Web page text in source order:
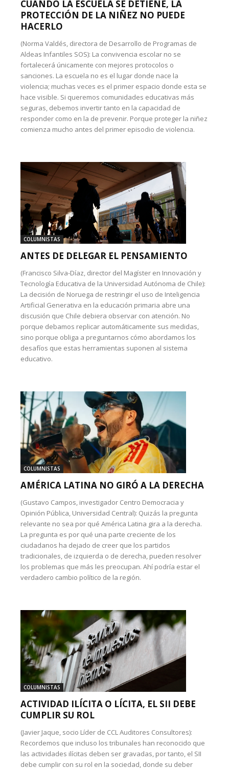
CUANDO LA ESCUELA SE DETIENE, LA
PROTECCIÓN DE LA NIÑEZ NO PUEDE
HACERLO
(Norma Valdés, directora de Desarrollo de Programas de
Aldeas Infantiles SOS): La convivencia escolar no se
fortalecerá únicamente con mejores protocolos o
sanciones. La escuela no es el lugar donde nace la
violencia; muchas veces es el primer espacio donde esta se
hace visible. Si queremos comunidades educativas más
seguras, debemos invertir tanto en la capacidad de
responder como en la de prevenir. Porque proteger la niñez
comienza mucho antes del primer episodio de violencia.
COLUMNISTAS
ANTES DE DELEGAR EL PENSAMIENTO
(Francisco Silva-Díaz, director del Magíster en Innovación y
Tecnología Educativa de la Universidad Autónoma de Chile):
La decisión de Noruega de restringir el uso de Inteligencia
Artificial Generativa en la educación primaria abre una
discusión que Chile debiera observar con atención. No
porque debamos replicar automáticamente sus medidas,
sino porque obliga a preguntarnos cómo abordamos los
desafíos que estas herramientas suponen al sistema
educativo.
COLUMNISTAS
AMÉRICA LATINA NO GIRÓ A LA DERECHA
(Gustavo Campos, investigador Centro Democracia y
Opinión Pública, Universidad Central): Quizás la pregunta
relevante no sea por qué América Latina gira a la derecha.
La pregunta es por qué una parte creciente de los
ciudadanos ha dejado de creer que los partidos
tradicionales, de izquierda o de derecha, pueden resolver
los problemas que más les preocupan. Ahí podría estar el
verdadero cambio político de la región.
COLUMNISTAS
ACTIVIDAD ILÍCITA O LÍCITA, EL SII DEBE
CUMPLIR SU ROL
(Javier Jaque, socio Líder de CCL Auditores Consultores):
Recordemos que incluso los tribunales han reconocido que
las actividades ilícitas deben ser gravadas, por tanto, el SII
debe cumplir con su rol en la sociedad, donde su deber